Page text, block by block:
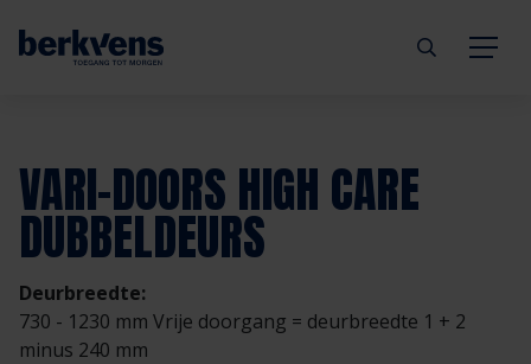
Deuren
Kozijnen
Hang- & sluitwerk
Eengezinswoning
Meergezinswoning
Utiliteitsgebouw
Aannemer
Architect
Projectontwikkelaar
Inbraakwerend
Brandwerend
Geluidwerend
mijndeur.nl
Webshop
Inspiratie
Blog
Organisatie
Duurzaamheid
VARI-DOORS HIGH CARE
DUBBELDEURS
Deurbreedte:
730 - 1230 mm Vrije doorgang = deurbreedte 1 + 2
minus 240 mm